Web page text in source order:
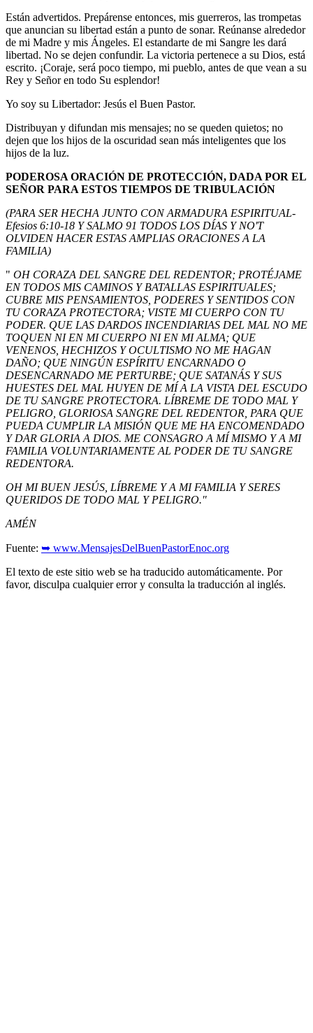
Están advertidos. Prepárense entonces, mis guerreros, las trompetas
que anuncian su libertad están a punto de sonar. Reúnanse alrededor
de mi Madre y mis Ángeles. El estandarte de mi Sangre les dará
libertad. No se dejen confundir. La victoria pertenece a su Dios, está
escrito. ¡Coraje, será poco tiempo, mi pueblo, antes de que vean a su
Rey y Señor en todo Su esplendor!
Yo soy su Libertador: Jesús el Buen Pastor.
Distribuyan y difundan mis mensajes; no se queden quietos; no
dejen que los hijos de la oscuridad sean más inteligentes que los
hijos de la luz.
PODEROSA ORACIÓN DE PROTECCIÓN, DADA POR EL
SEÑOR PARA ESTOS TIEMPOS DE TRIBULACIÓN
(PARA SER HECHA JUNTO CON ARMADURA ESPIRITUAL-
Efesios 6:10-18 Y SALMO 91 TODOS LOS DÍAS Y NO'T
OLVIDEN HACER ESTAS AMPLIAS ORACIONES A LA
FAMILIA)
" OH CORAZA DEL SANGRE DEL REDENTOR; PROTÉJAME
EN TODOS MIS CAMINOS Y BATALLAS ESPIRITUALES;
CUBRE MIS PENSAMIENTOS, PODERES Y SENTIDOS CON
TU CORAZA PROTECTORA; VISTE MI CUERPO CON TU
PODER. QUE LAS DARDOS INCENDIARIAS DEL MAL NO ME
TOQUEN NI EN MI CUERPO NI EN MI ALMA; QUE
VENENOS, HECHIZOS Y OCULTISMO NO ME HAGAN
DAÑO; QUE NINGÚN ESPÍRITU ENCARNADO O
DESENCARNADO ME PERTURBE; QUE SATANÁS Y SUS
HUESTES DEL MAL HUYEN DE MÍ A LA VISTA DEL ESCUDO
DE TU SANGRE PROTECTORA. LÍBREME DE TODO MAL Y
PELIGRO, GLORIOSA SANGRE DEL REDENTOR, PARA QUE
PUEDA CUMPLIR LA MISIÓN QUE ME HA ENCOMENDADO
Y DAR GLORIA A DIOS. ME CONSAGRO A MÍ MISMO Y A MI
FAMILIA VOLUNTARIAMENTE AL PODER DE TU SANGRE
REDENTORA.
OH MI BUEN JESÚS, LÍBREME Y A MI FAMILIA Y SERES
QUERIDOS DE TODO MAL Y PELIGRO."
AMÉN
Fuente: ➥ www.MensajesDelBuenPastorEnoc.org
El texto de este sitio web se ha traducido automáticamente. Por
favor, disculpa cualquier error y consulta la traducción al inglés.